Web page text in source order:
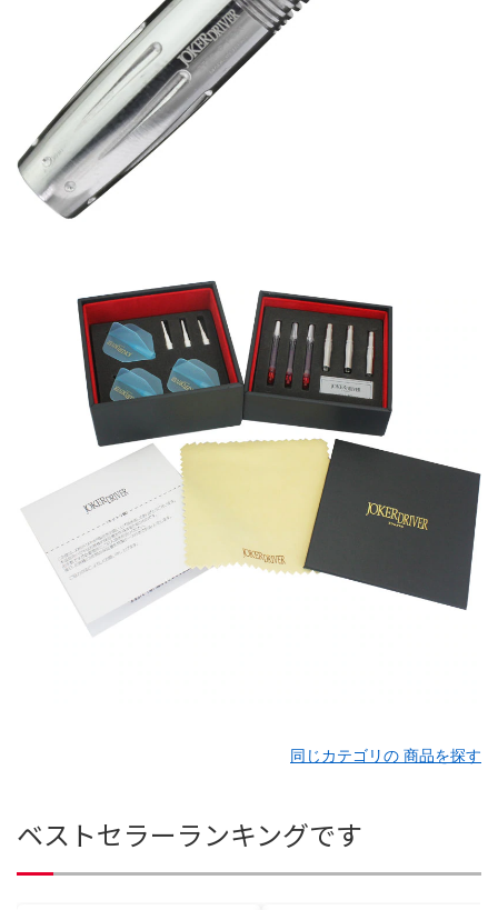
同じカテゴリの 商品を探す
ベストセラーランキングです